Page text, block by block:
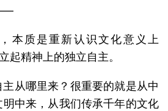
本质是重新认识文化意义上
起精神上的独立自主。
从哪里来？很重要的就是从中
中来，从我们传承千年的文化